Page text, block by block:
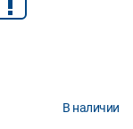
В наличии